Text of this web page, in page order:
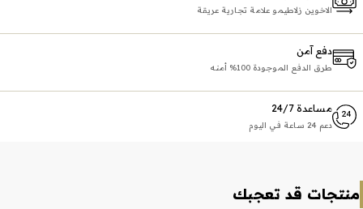
الاخوين زلاطيمو علامة تجارية عريقة
دفع آمن
طرق الدفع الموجودة 100% أمنه
مساعدة 24/7
دعم 24 ساعة في اليوم
منتجات قد تعجبك